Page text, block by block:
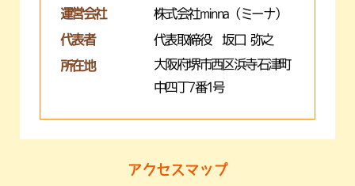
運営会社 株式会社minna（ミーナ）
代表者 代表取締役 坂口 弥之
所在地
大阪府堺市西区浜寺石津町
中四丁7番1号
アクセスマップ